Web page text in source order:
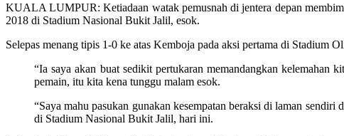
KUALA LUMPUR: Ketiadaan watak pemusnah di jentera depan
2018 di Stadium Nasional Bukit Jalil, esok.
Selepas menang tipis 1-0 ke atas Kemboja pada aksi pertama di Stadium
“Ia saya akan buat sedikit pertukaran memandangkan kelemahan
pemain, itu kita kena tunggu malam esok.
“Saya mahu pasukan gunakan kesempatan beraksi di laman
di Stadium Nasional Bukit Jalil, hari ini.